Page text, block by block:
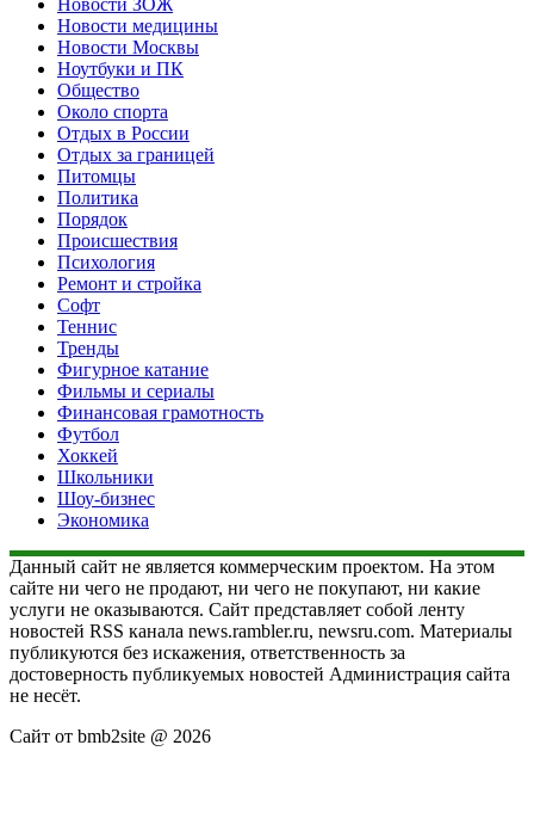
Новости медицины
Новости Москвы
Ноутбуки и ПК
Общество
Около спорта
Отдых в России
Отдых за границей
Питомцы
Политика
Порядок
Происшествия
Психология
Ремонт и стройка
Софт
Теннис
Тренды
Фигурное катание
Фильмы и сериалы
Финансовая грамотность
Футбол
Хоккей
Школьники
Шоу-бизнес
Экономика
Данный сайт не является коммерческим проектом. На этом
сайте ни чего не продают, ни чего не покупают, ни какие
услуги не оказываются. Сайт представляет собой ленту
новостей RSS канала news.rambler.ru, newsru.com. Материалы
публикуются без искажения, ответственность за
достоверность публикуемых новостей Администрация сайта
не несёт.
Сайт от bmb2site @ 2026